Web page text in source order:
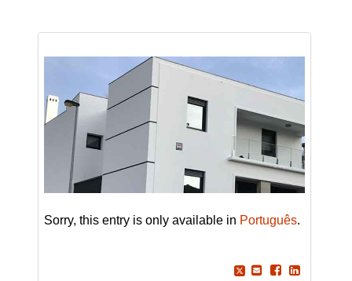
Sorry, this entry is only available in Português.